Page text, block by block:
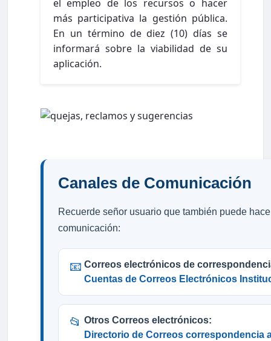
el empleo de los recursos o hacer
más participativa la gestión pública.
En un término de diez (10) días se
informará sobre la viabilidad de su
aplicación.
Canales de Comunicación
Recuerde señor usuario que también puede
comunicación:
📧 Correos electrónicos de
Cuentas de Correos Electrónicos
📂 Otros Correos electrónicos:
Directorio de Correos correspondencia